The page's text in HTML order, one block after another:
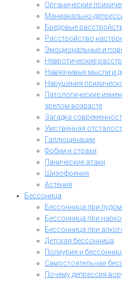
Органические
Маниакально-
Бредовые
Расстройство
Эмоциональные и
Невротические
Навязчивые мысли и
Нарушения
Патологические
зрелом возрасте
Загадка
Умственная
Галлюцинации
Фобии и страхи
Панические атаки
Шизофрения
Астения
Бессоница
Бессонница при
Бессонница при
Бессонница при
Детская бессонница
Полиурия и
Самостоятельная
Почему депрессия